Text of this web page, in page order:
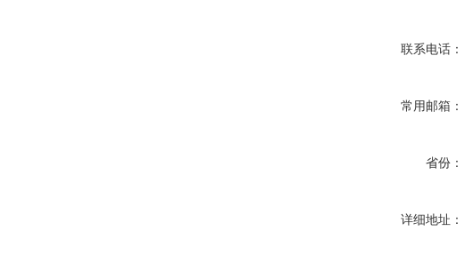
联系电话：
常用邮箱：
省份：
详细地址：